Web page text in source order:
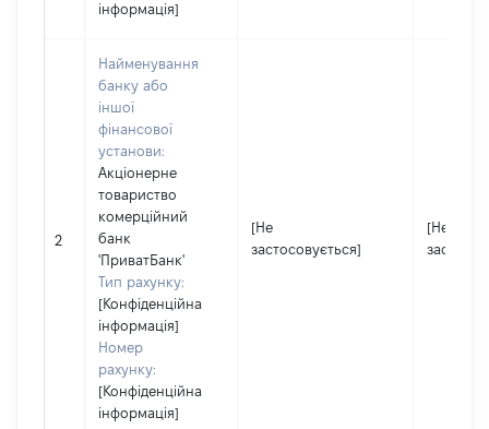
інформація]
2
Найменування
банку або
іншої
фінансової
установи:
Акціонерне
товариство
комерційний
банк
'ПриватБанк'
Тип рахунку:
[Конфіденційна
інформація]
Номер
рахунку:
[Конфіденційна
інформація]
[Не
застосовується]
[Не